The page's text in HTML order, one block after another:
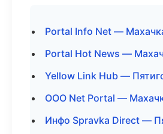
Portal Info Net —
Portal Hot News —
Yellow Link Hub —
ООО Net Portal —
Инфо Spravka Direct —